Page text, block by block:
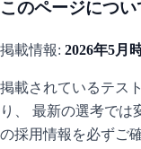
このページについ
掲載情報: 2026年5月
掲載されているテス
り、 最新の選考では
の採用情報を必ずご